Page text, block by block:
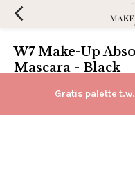
Gratis palette
W7 Make-Up
Mascara - Black